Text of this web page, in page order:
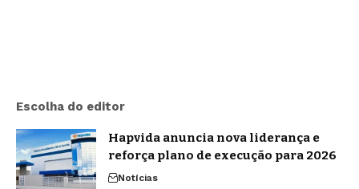
Escolha do editor
Hapvida anuncia nova liderança e
reforça plano de execução para 2026
Notícias